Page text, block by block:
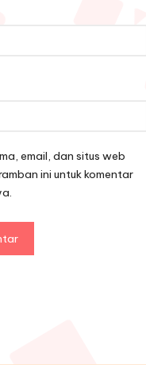
email, dan situs web
ini untuk komentar